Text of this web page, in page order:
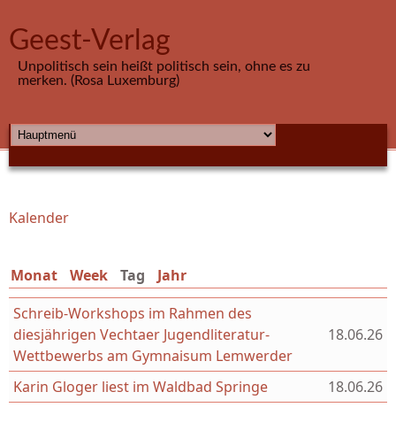
Geest-Verlag
Unpolitisch sein heißt politisch sein, ohne es zu
merken. (Rosa Luxemburg)
HAUPTMENÜ
Sie sind hier
Kalender
Monat Week Tag (aktiver Reiter)
Jahr
Schreib-Workshops im Rahmen des
diesjährigen Vechtaer Jugendliteratur-
Wettbewerbs am Gymnaisum Lemwerder
18.06.26
Karin Gloger liest im Waldbad Springe 18.06.26